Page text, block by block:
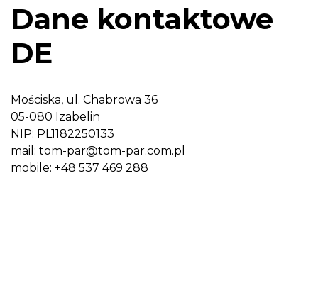
Dane kontaktowe
DE
Mościska, ul. Chabrowa 36
05-080 Izabelin
NIP: PL1182250133
mail: tom-par@tom-par.com.pl
mobile: +48 537 469 288